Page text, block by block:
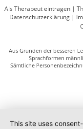
Als Therapeut eintragen |
Datenschutzerklärung|
Aus Gründen der besseren
Sprachformen
Sämtliche
This site uses